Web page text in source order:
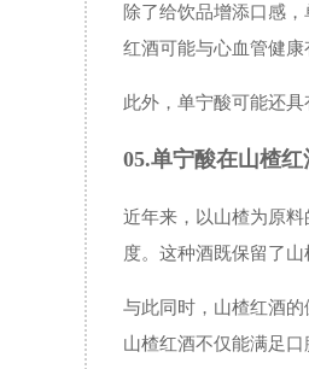
除了给饮品增添口感
红酒可能与心血管健康
此外，单宁酸可能还
05.单宁酸在山楂红
近年来，以山楂为原
度。这种酒既保留了
与此同时，山楂红酒
山楂红酒不仅能满足口